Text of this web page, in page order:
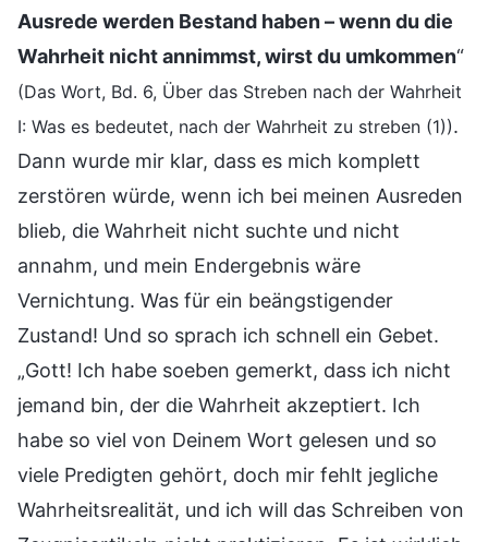
Ausrede werden Bestand haben – wenn du die
Wahrheit nicht annimmst, wirst du umkommen“
(Das Wort, Bd. 6, Über das Streben nach der Wahrheit
I: Was es bedeutet, nach der Wahrheit zu streben (1)).
Dann wurde mir klar, dass es mich komplett
zerstören würde, wenn ich bei meinen Ausreden
blieb, die Wahrheit nicht suchte und nicht
annahm, und mein Endergebnis wäre
Vernichtung. Was für ein beängstigender
Zustand! Und so sprach ich schnell ein Gebet.
„Gott! Ich habe soeben gemerkt, dass ich nicht
jemand bin, der die Wahrheit akzeptiert. Ich
habe so viel von Deinem Wort gelesen und so
viele Predigten gehört, doch mir fehlt jegliche
Wahrheitsrealität, und ich will das Schreiben von